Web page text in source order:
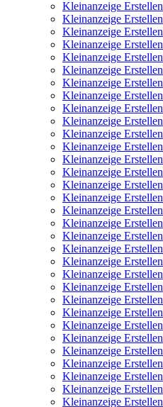
Kleinanzeige Erstellen
Kleinanzeige Erstellen
Kleinanzeige Erstellen
Kleinanzeige Erstellen
Kleinanzeige Erstellen
Kleinanzeige Erstellen
Kleinanzeige Erstellen
Kleinanzeige Erstellen
Kleinanzeige Erstellen
Kleinanzeige Erstellen
Kleinanzeige Erstellen
Kleinanzeige Erstellen
Kleinanzeige Erstellen
Kleinanzeige Erstellen
Kleinanzeige Erstellen
Kleinanzeige Erstellen
Kleinanzeige Erstellen
Kleinanzeige Erstellen
Kleinanzeige Erstellen
Kleinanzeige Erstellen
Kleinanzeige Erstellen
Kleinanzeige Erstellen
Kleinanzeige Erstellen
Kleinanzeige Erstellen
Kleinanzeige Erstellen
Kleinanzeige Erstellen
Kleinanzeige Erstellen
Kleinanzeige Erstellen
Kleinanzeige Erstellen
Kleinanzeige Erstellen
Kleinanzeige Erstellen
Kleinanzeige Erstellen